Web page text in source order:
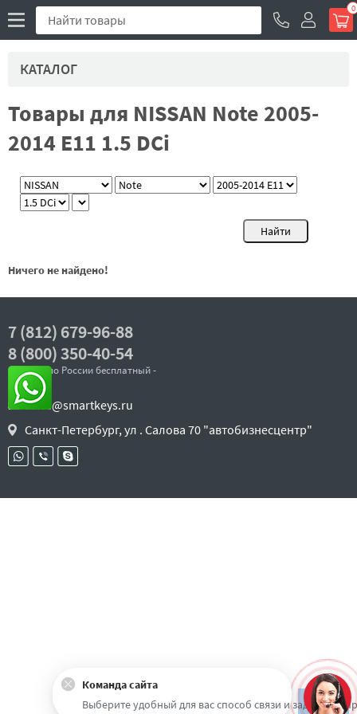
0
КАТАЛОГ
Товары для NISSAN Note 2005-
2014 E11 1.5 DCi
Ничего не найдено!
7 (812) 679-96-88
8 (800) 350-40-54
- звонок по России бесплатный -
sales@smartkeys.ru
Санкт-Петербург, ул . Салова 70 "автобизнесцентр"
Наверх
Команда сайта
Выберите удобный для вас способ связи и задайте